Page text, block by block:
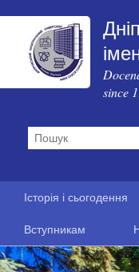
since
Історія і сьогодення
Вступникам